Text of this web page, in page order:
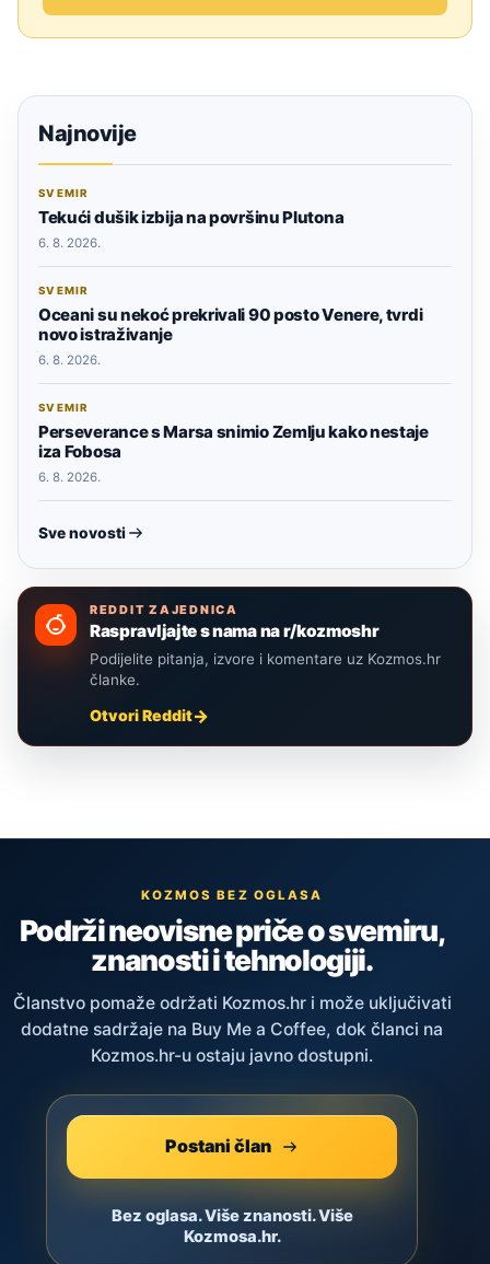
Najnovije
SVEMIR
Tekući dušik izbija na površinu Plutona
6. 8. 2026.
SVEMIR
Oceani su nekoć prekrivali 90 posto Venere, tvrdi
novo istraživanje
6. 8. 2026.
SVEMIR
Perseverance s Marsa snimio Zemlju kako nestaje
iza Fobosa
6. 8. 2026.
Sve novosti
REDDIT ZAJEDNICA
Raspravljajte s nama na r/kozmoshr
Podijelite pitanja, izvore i komentare uz Kozmos.hr
članke.
Otvori Reddit
KOZMOS BEZ OGLASA
Podrži neovisne priče o svemiru,
znanosti i tehnologiji.
Članstvo pomaže održati Kozmos.hr i može uključivati
dodatne sadržaje na Buy Me a Coffee, dok članci na
Kozmos.hr-u ostaju javno dostupni.
Postani član
Bez oglasa. Više znanosti. Više
Kozmosa.hr.